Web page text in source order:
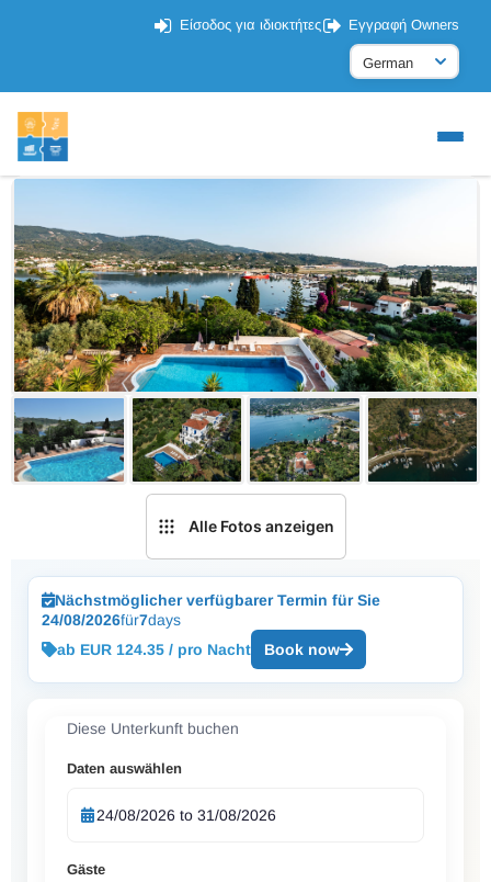
Είσοδος για ιδιοκτήτες Εγγραφή Owners
Alle Fotos anzeigen
Nächstmöglicher verfügbarer Termin für Sie
24/08/2026für7days
ab EUR 124.35 / pro Nacht
Book now
Diese Unterkunft buchen
Daten auswählen
Gäste